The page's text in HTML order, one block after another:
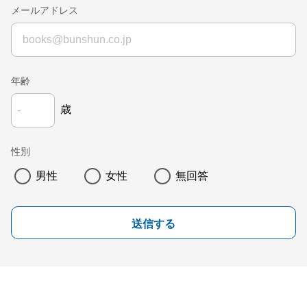
メールアドレス
年齢
歳
性別
男性 女性 無回答
送信する